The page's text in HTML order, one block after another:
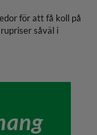
för att få koll på
såväl i